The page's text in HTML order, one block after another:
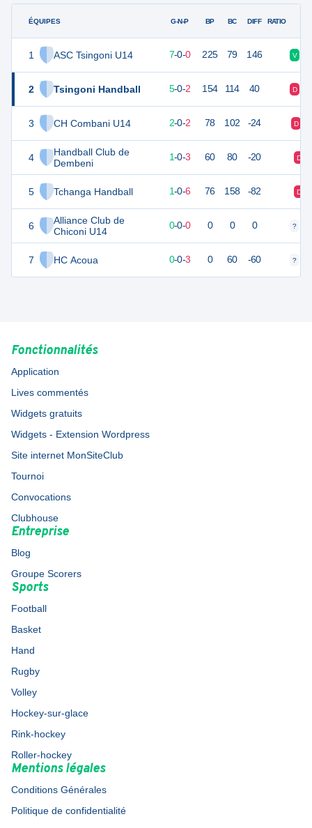
ÉQUIPES
1 ASC Tsingoni U14
2 Tsingoni Handball
3 CH Combani U14
4
Handball Club de
Dembeni
5 Tchanga Handball
6
Alliance Club de
Chiconi U14
7 HC Acoua
G-N-P BP BC DIFF RATIO
21 7-0-0 225 79 146 V
17 5-0-2 154 114 40 D
8 2-0-2 78 102 -24 D
6 1-0-3 60 80 -20 D
6 1-0-6 76 158 -82 D
0-0-0 0 0 0 ?
0-0-3 0 60 -60 ?
Fonctionnalités
Application
Lives commentés
Widgets gratuits
Widgets - Extension Wordpress
Site internet MonSiteClub
Tournoi
Convocations
Clubhouse
Entreprise
Blog
Groupe Scorers
Sports
Football
Basket
Hand
Rugby
Volley
Hockey-sur-glace
Rink-hockey
Roller-hockey
Mentions légales
Conditions Générales
Politique de confidentialité